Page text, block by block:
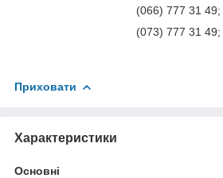
(066) 777 31 49;
(073) 777 31 49;
Приховати
Характеристики
Основні